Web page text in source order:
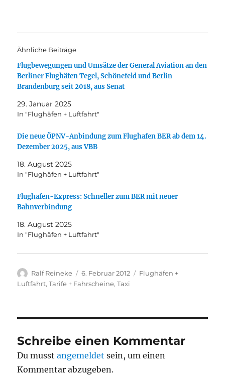
Ähnliche Beiträge
Flugbewegungen und Umsätze der General Aviation an den
Berliner Flughäfen Tegel, Schönefeld und Berlin
Brandenburg seit 2018, aus Senat
29. Januar 2025
In "Flughäfen + Luftfahrt"
Die neue ÖPNV-Anbindung zum Flughafen BER ab dem 14.
Dezember 2025, aus VBB
18. August 2025
In "Flughäfen + Luftfahrt"
Flughafen-Express: Schneller zum BER mit neuer
Bahnverbindung
18. August 2025
In "Flughäfen + Luftfahrt"
Autor
Ralf Reineke
Veröffentlicht
am
6. Februar 2012 Kategorien
Flughäfen +
Luftfahrt,Tarife + Fahrscheine,Taxi
Schreibe einen Kommentar
Du musstangemeldet sein, um einen
Kommentar abzugeben.